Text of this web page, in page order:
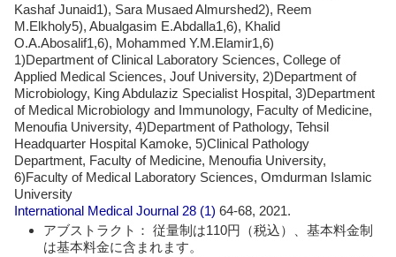
Kashaf Junaid1), Sara Musaed Almurshed2), Reem
M.Elkholy5), Abualgasim E.Abdalla1,6), Khalid
O.A.Abosalif1,6), Mohammed Y.M.Elamir1,6)
1)Department of Clinical Laboratory Sciences, College of
Applied Medical Sciences, Jouf University, 2)Department of
Microbiology, King Abdulaziz Specialist Hospital, 3)Department
of Medical Microbiology and Immunology, Faculty of Medicine,
Menoufia University, 4)Department of Pathology, Tehsil
Headquarter Hospital Kamoke, 5)Clinical Pathology
Department, Faculty of Medicine, Menoufia University,
6)Faculty of Medical Laboratory Sciences, Omdurman Islamic
University
International Medical Journal 28 (1)64-68, 2021.
アブストラクト： 従量制は110円（税込）、基本料金制
は基本料金に含まれます。